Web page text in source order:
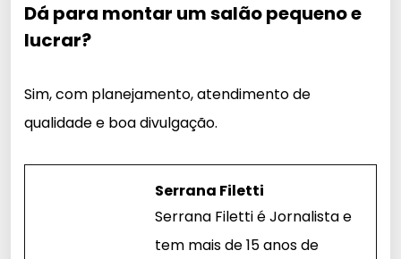
Dá para montar um salão pequeno e
lucrar?
Sim, com planejamento, atendimento de
qualidade e boa divulgação.
Serrana Filetti
Serrana Filetti é Jornalista e
tem mais de 15 anos de